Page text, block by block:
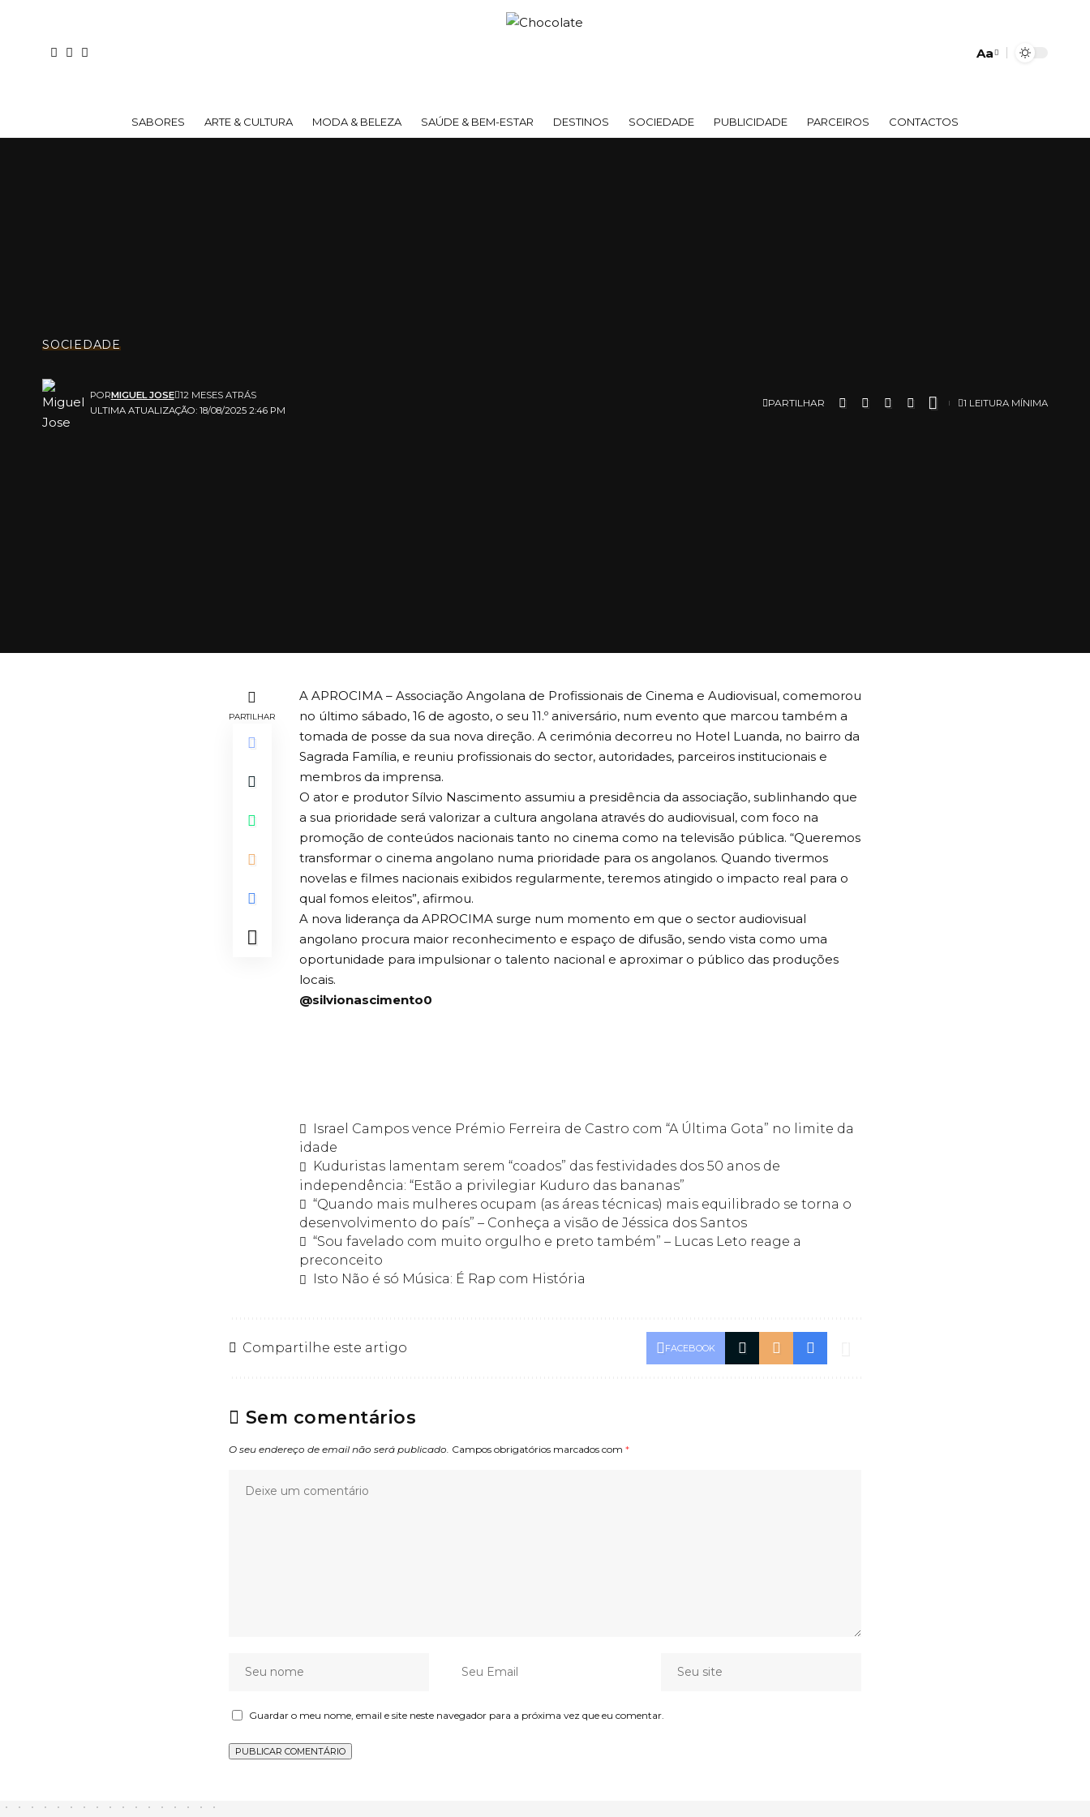
Aa
SABORES ARTE & CULTURA MODA & BELEZA SAÚDE & BEM-ESTAR DESTINOS SOCIEDADE PUBLICIDADE PARCEIROS CONTACTOS
SOCIEDADE
ULTIMA ATUALIZAÇÃO: 18/08/2025 2:46 PM
PORMIGUEL JOSE 12 MESES ATRÁS
PARTILHAR 1 LEITURA MÍNIMA
PARTILHAR
A APROCIMA – Associação Angolana de Profissionais de Cinema e Audiovisual, comemorou
no último sábado, 16 de agosto, o seu 11.º aniversário, num evento que marcou também a
tomada de posse da sua nova direção. A cerimónia decorreu no Hotel Luanda, no bairro da
Sagrada Família, e reuniu profissionais do sector, autoridades, parceiros institucionais e
membros da imprensa.
O ator e produtor Sílvio Nascimento assumiu a presidência da associação, sublinhando que
a sua prioridade será valorizar a cultura angolana através do audiovisual, com foco na
promoção de conteúdos nacionais tanto no cinema como na televisão pública. “Queremos
transformar o cinema angolano numa prioridade para os angolanos. Quando tivermos
novelas e filmes nacionais exibidos regularmente, teremos atingido o impacto real para o
qual fomos eleitos”, afirmou.
A nova liderança da APROCIMA surge num momento em que o sector audiovisual
angolano procura maior reconhecimento e espaço de difusão, sendo vista como uma
oportunidade para impulsionar o talento nacional e aproximar o público das produções
locais.
@silvionascimento0
Israel Campos vence Prémio Ferreira de Castro com “A Última Gota” no limite da
idade
Kuduristas lamentam serem “coados” das festividades dos 50 anos de
independência: “Estão a privilegiar Kuduro das bananas”
“Quando mais mulheres ocupam (as áreas técnicas) mais equilibrado se torna o
desenvolvimento do país” – Conheça a visão de Jéssica dos Santos
“Sou favelado com muito orgulho e preto também” – Lucas Leto reage a
preconceito
Isto Não é só Música: É Rap com História
Compartilhe este artigo FACEBOOK
Sem comentários
O seu endereço de email não será publicado. Campos obrigatórios marcados com *
Guardar o meu nome, email e site neste navegador para a próxima vez que eu comentar.